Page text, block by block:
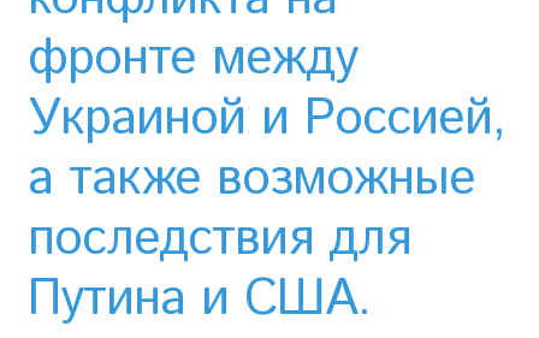
Отзывы про Клексан
Оформление заказа
Политика конфиденциальности
Почему интернет-аптеки онлайн плохо приживаются
в Израиле: закон, доверие и особенности рынка
фронте между
Украиной и Россией,
а также возможные
последствия для
Путина и США.